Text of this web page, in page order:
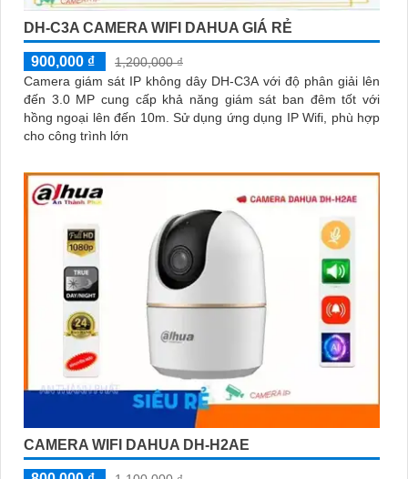
DH-C3A CAMERA WIFI DAHUA GIÁ RẺ
900,000 ₫
1,200,000 ₫
Camera giám sát IP không dây DH-C3A với độ phân giải lên
đến 3.0 MP cung cấp khả năng giám sát ban đêm tốt với
hồng ngoại lên đến 10m. Sử dụng ứng dụng IP Wifi, phù hợp
cho công trình lớn
CAMERA WIFI DAHUA DH-H2AE